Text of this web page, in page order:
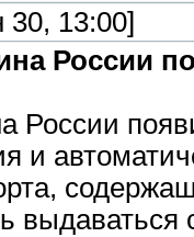
13:00]
России
России
и
выдаваться